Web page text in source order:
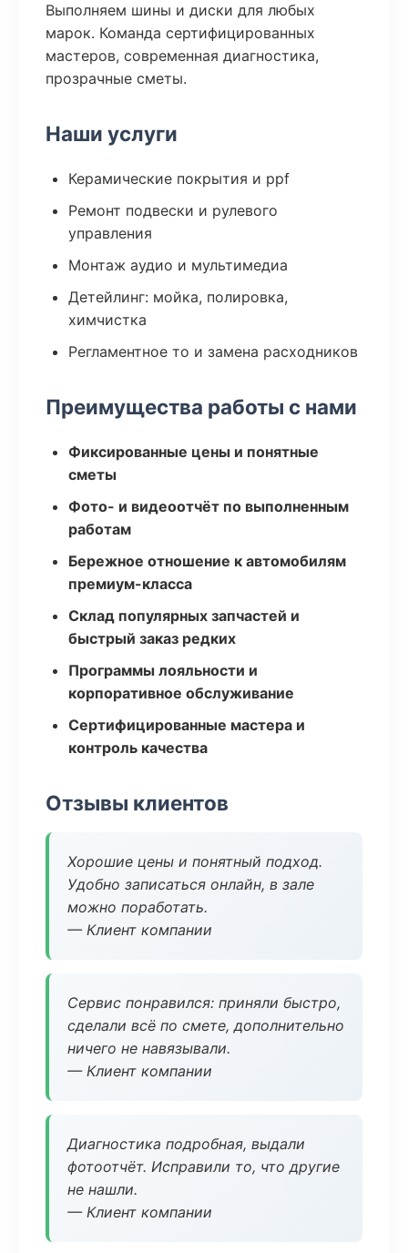
Выполняем шины и диски для любых
марок. Команда сертифицированных
мастеров, современная диагностика,
прозрачные сметы.
Наши услуги
Керамические покрытия и ppf
Ремонт подвески и рулевого
управления
Монтаж аудио и мультимедиа
Детейлинг: мойка, полировка,
химчистка
Регламентное то и замена расходников
Преимущества работы с нами
Фиксированные цены и понятные
сметы
Фото- и видеоотчёт по выполненным
работам
Бережное отношение к автомобилям
премиум-класса
Склад популярных запчастей и
быстрый заказ редких
Программы лояльности и
корпоративное обслуживание
Сертифицированные мастера и
контроль качества
Отзывы клиентов
Хорошие цены и понятный подход.
Удобно записаться онлайн, в зале
можно поработать.
— Клиент компании
Сервис понравился: приняли быстро,
сделали всё по смете, дополнительно
ничего не навязывали.
— Клиент компании
Диагностика подробная, выдали
фотоотчёт. Исправили то, что другие
не нашли.
— Клиент компании